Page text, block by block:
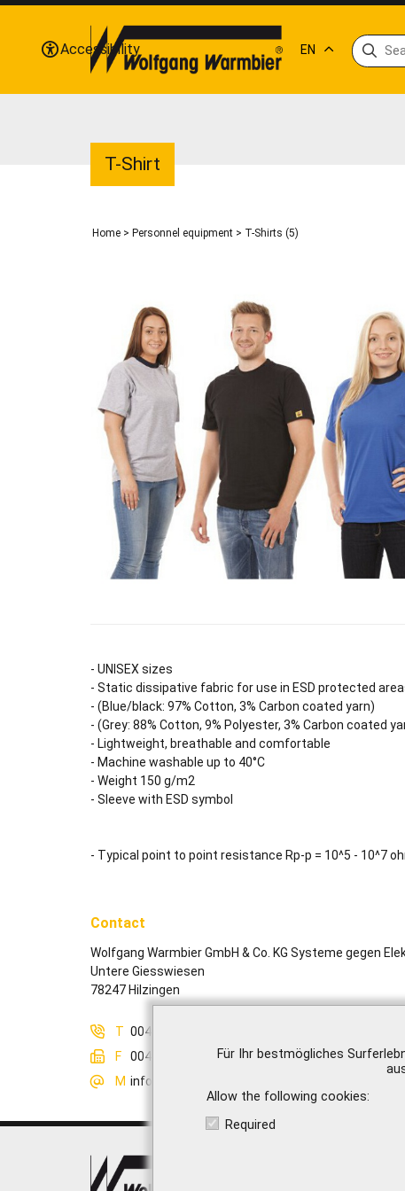
Für Ihr bestmögliches
Allow the following cookies
Required
T-Shirt
Home > Personnel equipment > T-Shirts (5)
- UNISEX sizes
- Static dissipative fabric for use in ESD protected
- (Blue/black: 97% Cotton, 3% Carbon coated yarn)
- (Grey: 88% Cotton, 9% Polyester, 3% Carbon coated
- Lightweight, breathable and comfortable
- Machine washable up to 40°C
- Weight 150 g/m2
- Sleeve with ESD symbol
- Typical point to point resistance Rp-p = 10^5 - 10^7
Contact
Wolfgang Warmbier GmbH & Co. KG Systeme gegen
Untere Giesswiesen
78247 Hilzingen
T 0049-7731-8688-0
F
0049-7731-8688-30
M info@warmbier.com
Accessibility EN